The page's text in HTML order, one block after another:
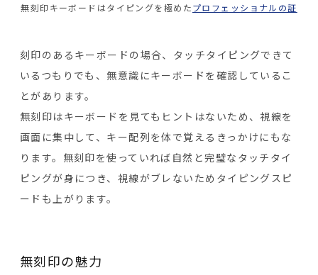
無刻印キーボードはタイピングを極めたプロフェッショナルの証
刻印のあるキーボードの場合、タッチタイピングできて
いるつもりでも、無意識にキーボードを確認しているこ
とがあります。
無刻印はキーボードを見てもヒントはないため、視線を
画面に集中して、キー配列を体で覚えるきっかけにもな
ります。無刻印を使っていれば自然と完璧なタッチタイ
ピングが身につき、視線がブレないためタイピングスピ
ードも上がります。
無刻印の魅力